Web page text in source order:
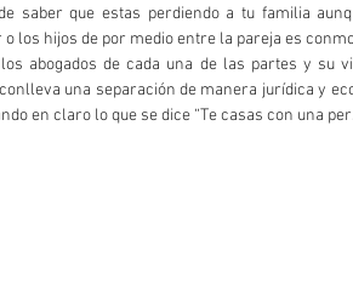
saber que estas perdiendo a tu familia
los hijos de por medio entre la pareja es
abogados de cada una de las partes y su
una separación de manera jurídica y
en claro lo que se dice “Te casas con una